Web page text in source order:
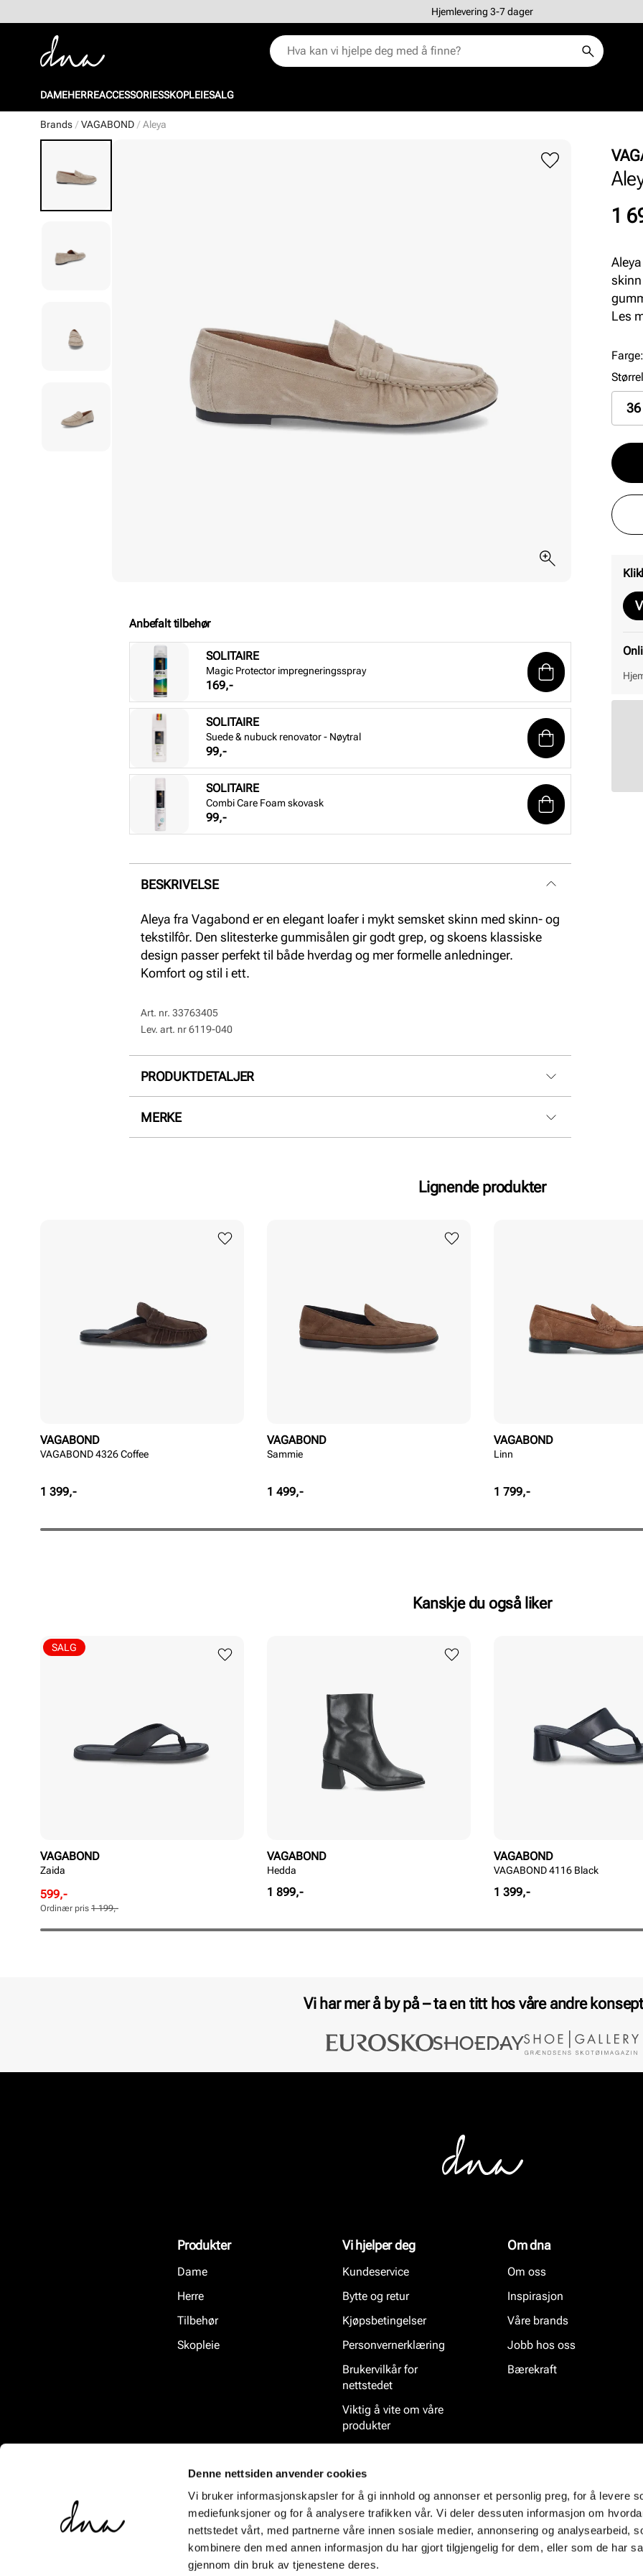
Denne nettsiden anvender cookies
Vi bruker informasjonskapsler for å gi innhold og annonser et personlig preg, for å levere
mediefunksjoner og for å analysere trafikken vår. Vi deler dessuten informasjon om
nettstedet vårt, med partnerne våre innen sosiale medier, annonsering og analysearbeid,
kombinere den med annen informasjon du har gjort tilgjengelig for dem, eller som de har
gjennom din bruk av tjenestene deres.
Hjemlevering 3-7 dager
DAMEHERREACCESSORIESSKOPLEIESALG
Brands VAGABOND Aleya
Anbefalt tilbehør
SOLITAIRE
Magic Protector impregneringsspray
Pris
169,-
SOLITAIRE
Suede & nubuck renovator - Nøytral
Pris
99,-
SOLITAIRE
Combi Care Foam skovask
Pris
99,-
BESKRIVELSE
Aleya fra Vagabond er en elegant loafer i mykt semsket skinn med skinn- og
tekstilfôr. Den slitesterke gummisålen gir godt grep, og skoens klassiske
design passer perfekt til både hverdag og mer formelle anledninger.
Komfort og stil i ett.
Art. nr. 33763405
Lev. art. nr6119-040
PRODUKTDETALJER
Overdel:
MERKE
Pris
1
Les
Farge:
36
Lignende produkter
VAGABOND
VAGABOND 4326 Coffee
Pris
1 399,-
VAGABOND
Sammie
Pris
1 499,-
VAGABOND
Linn
Pris
1 799,-
Kanskje du også liker
VAGABOND
Zaida
Rabattert
pris
Pris
599,-
Ordinær
pris
Pris
Ordinær pris 1 199,-
SALG
VAGABOND
Hedda
Pris
1 899,-
VAGABOND
VAGABOND 4116 Black
Pris
1 399,-
Vi har mer å by på – ta en titt hos våre andre
Produkter
Dame
Herre
Tilbehør
Skopleie
Vi hjelper deg
Kundeservice
Bytte og retur
Kjøpsbetingelser
Personvernerklæring
Brukervilkår for
nettstedet
Viktig å vite om våre
produkter
Om dna
Om oss
Inspirasjon
Våre brands
Jobb hos oss
Bærekraft